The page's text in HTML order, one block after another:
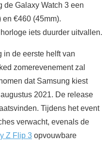
de Galaxy Watch 3 een
€460 (45mm).
iets duurder uitvallen.
in de eerste helft van
zomerevenement zal
dat Samsung kiest
2021. De release
Tijdens het event
verwacht, evenals de
Z Flip 3 opvouwbare